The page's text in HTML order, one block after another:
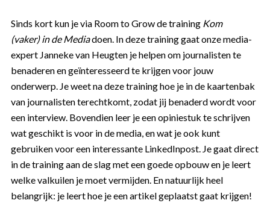
Sinds kort kun je via Room to Grow de training Kom
(vaker) in de Mediadoen. In deze training gaat onze media-
expert Janneke van Heugten je helpen om journalisten te
benaderen en geïnteresseerd te krijgen voor jouw
onderwerp. Je weet na deze training hoe je in de kaartenbak
van journalisten terechtkomt, zodat jij benaderd wordt voor
een interview. Bovendien leer je een opiniestuk te schrijven
wat geschikt is voor in de media, en wat je ook kunt
gebruiken voor een interessante LinkedInpost. Je gaat direct
in de training aan de slag met een goede opbouw en je leert
welke valkuilen je moet vermijden. En natuurlijk heel
belangrijk: je leert hoe je een artikel geplaatst gaat krijgen!